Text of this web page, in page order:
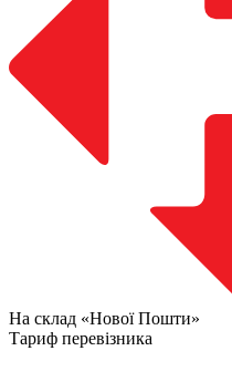
На склад «Нової Пошти»
Тариф перевізника